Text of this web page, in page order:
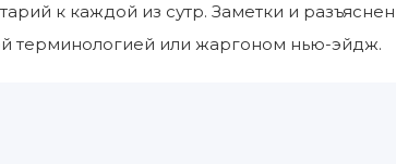
к каждой из сутр. Заметки и
терминологией или жаргоном нью-эйдж.